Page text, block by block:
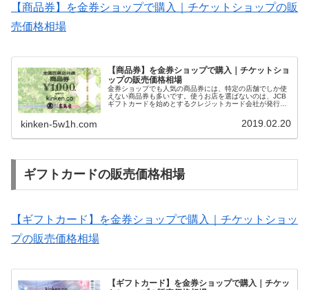
【商品券】を金券ショップで購入｜チケットショップの販
売価格相場
【商品券】を金券ショップで購入｜チケットショ
ップの販売価格相場
金券ショップでも人気の商品券には、特定の店舗でしか使
えない商品券も多いです。使うお店を選ばないのは、JCB
ギフトカードを始めとするクレジットカード会社が発行す
な商品券もあります。今回は、金券ショップでも購入しや
すい、複数の店舗で使える便利な商品券をはじめ、商品券
す。
kinken-5w1h.com 2019.02.20
ギフトカードの販売価格相場
【ギフトカード】を金券ショップで購入｜チケットショッ
プの販売価格相場
【ギフトカード】を金券ショップで購入｜チケッ